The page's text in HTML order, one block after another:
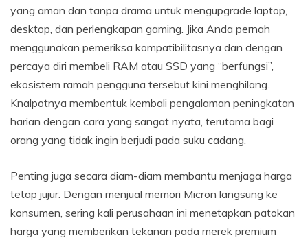
yang aman dan tanpa drama untuk mengupgrade laptop,
desktop, dan perlengkapan gaming. Jika Anda pernah
menggunakan pemeriksa kompatibilitasnya dan dengan
percaya diri membeli RAM atau SSD yang “berfungsi”,
ekosistem ramah pengguna tersebut kini menghilang.
Knalpotnya membentuk kembali pengalaman peningkatan
harian dengan cara yang sangat nyata, terutama bagi
orang yang tidak ingin berjudi pada suku cadang.
Penting juga secara diam-diam membantu menjaga harga
tetap jujur. Dengan menjual memori Micron langsung ke
konsumen, sering kali perusahaan ini menetapkan patokan
harga yang memberikan tekanan pada merek premium